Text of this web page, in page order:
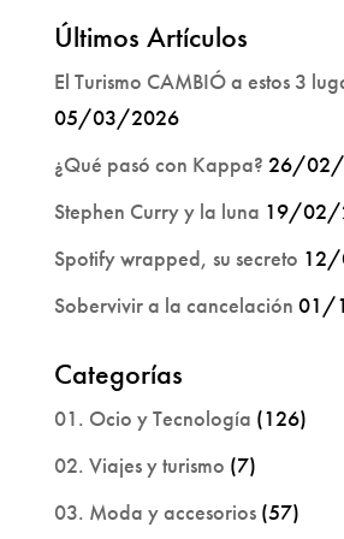
Últimos Artículos
El Turismo CAMBIÓ a estos 3
05/03/2026
¿Qué pasó con Kappa? 26/02/
Stephen Curry y la luna 19/02/
Spotify wrapped, su secreto
Sobervivir a la cancelación 01/
Categorías
01. Ocio y Tecnología (126)
02. Viajes y turismo (7)
03. Moda y accesorios(57)